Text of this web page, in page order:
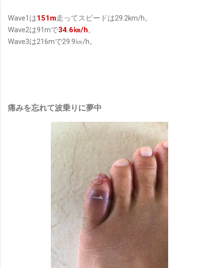
Wave1は151m走ってスピードは29.2km/h。
Wave2は91mで34.6㎞/h。
Wave3は216mで29.9㎞/h。
痛みを忘れて波乗りに夢中